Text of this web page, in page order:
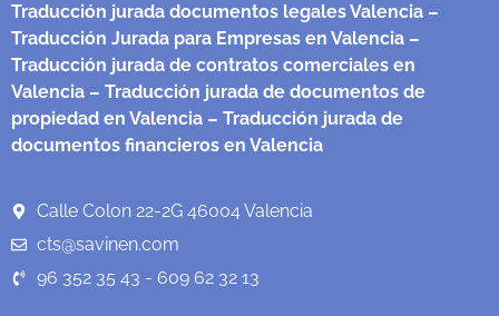
Traducción jurada documentos legales Valencia –
Traducción Jurada para Empresas en Valencia –
Traducción jurada de contratos comerciales en
Valencia – Traducción jurada de documentos de
propiedad en Valencia – Traducción jurada de
documentos financieros en Valencia
Calle Colon 22-2G 46004 Valencia
cts@savinen.com
96 352 35 43 - 609 62 32 13